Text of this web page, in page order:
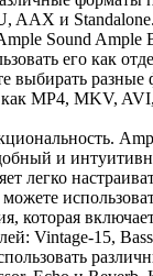
AAX и
Sound Ample
его как
выбирать разные
как MP4, MKV,
и
легко
которая
Vintage-15,